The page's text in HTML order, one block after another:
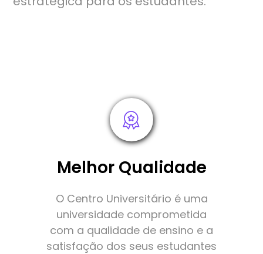
Melhor Qualidade
O Centro Universitário é uma
universidade comprometida
com a qualidade de ensino e a
satisfação dos seus estudantes